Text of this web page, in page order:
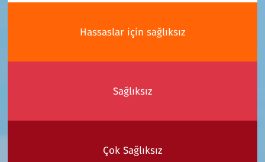
Hassaslar için sağlıksız
Sağlıksız
Çok Sağlıksız